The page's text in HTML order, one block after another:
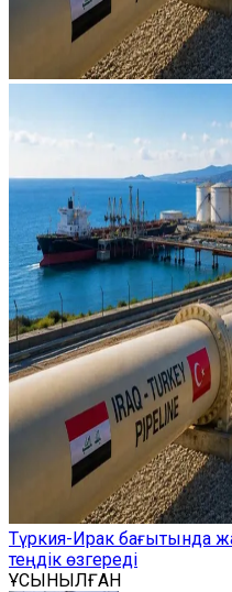
Түркия-Ирак бағытында
теңдік өзгереді
ҰСЫНЫЛҒАН